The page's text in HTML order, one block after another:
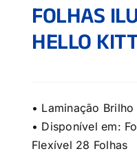
FOLHAS
HELLO
• Laminação Brilho
• Disponível em:
Flexível 28 Folhas